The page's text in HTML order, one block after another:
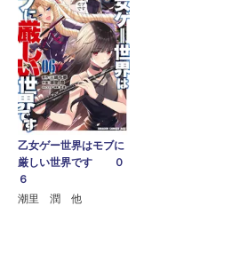
乙女ゲー世界はモブに
厳しい世界です ０
６
潮里 潤 他